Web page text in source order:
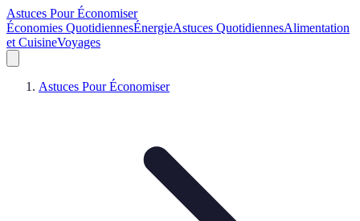
Astuces Pour Économiser
Économies QuotidiennesÉnergieAstuces QuotidiennesAlimentation
et CuisineVoyages
Astuces Pour Économiser